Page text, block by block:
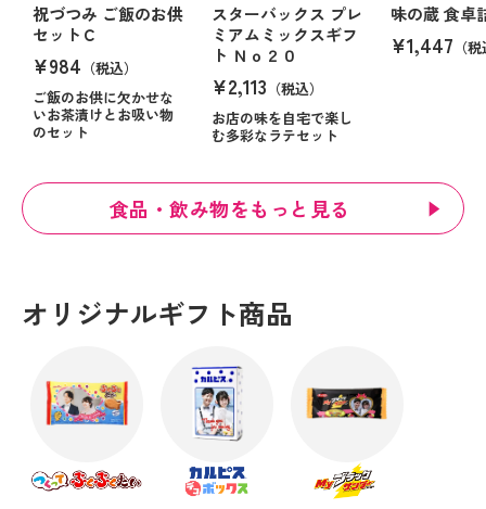
祝づつみ ご飯のお供
セットＣ
¥984 （税込）
ご飯のお供に欠かせな
いお茶漬けとお吸い物
のセット
スターバックス プレ
ミアムミックスギフ
ト Ｎｏ２０
¥2,113 （税込）
お店の味を自宅で楽し
む多彩なラテセット
味の蔵 食卓
¥1,447 （
食品・飲み物をもっと見る
オリジナルギフト商品